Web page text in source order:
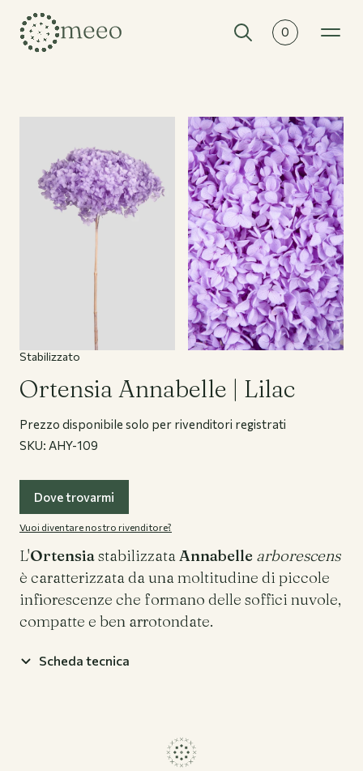
0
Collezioni
Flower Bar
Chi siamo
Journal
Registrazione Business
Stabilizzato
Ortensia Annabelle | Lilac
Prezzo disponibile solo per rivenditori registrati
SKU: AHY-109
Dove trovarmi
Vuoi diventare nostro rivenditore?
L'OrtensiastabilizzataAnnabelle arborescens
è caratterizzata da una moltitudine di piccole
infiorescenze che formano delle soffici nuvole,
compatte e ben arrotondate.
Scheda tecnica